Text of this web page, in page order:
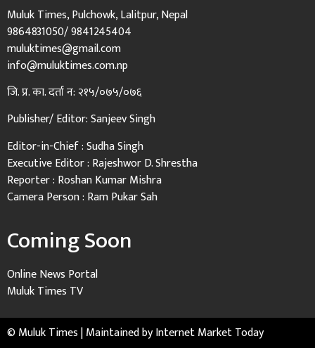
Muluk Times, Pulchowk, Lalitpur, Nepal
9864831050/ 9841245404
muluktimes@gmail.com
info@muluktimes.com.np
जि. प्र. का. दर्ता न: २१५/०७५/०७६
Publisher/ Editor: Sanjeev Singh
Editor-in-Chief : Sudha Singh
Executive Editor : Rajeshwor D. Shrestha
Reporter : Roshan Kumar Mishra
Camera Person : Ram Pukar Sah
Coming Soon
Online News Portal
Muluk Times TV
© Muluk Times | Maintained byInternet Market Today